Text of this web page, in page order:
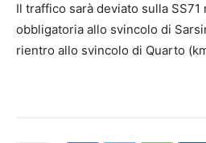
Il traffico sarà deviato sulla SS71
obbligatoria allo svincolo di
rientro allo svincolo di Quarto